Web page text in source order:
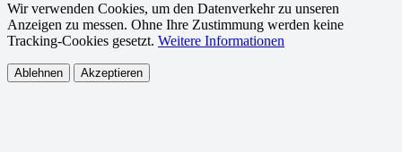
Wir verwenden Cookies, um den Datenverkehr zu unseren
Anzeigen zu messen. Ohne Ihre Zustimmung werden keine
Tracking-Cookies gesetzt. Weitere Informationen
Ablehnen Akzeptieren